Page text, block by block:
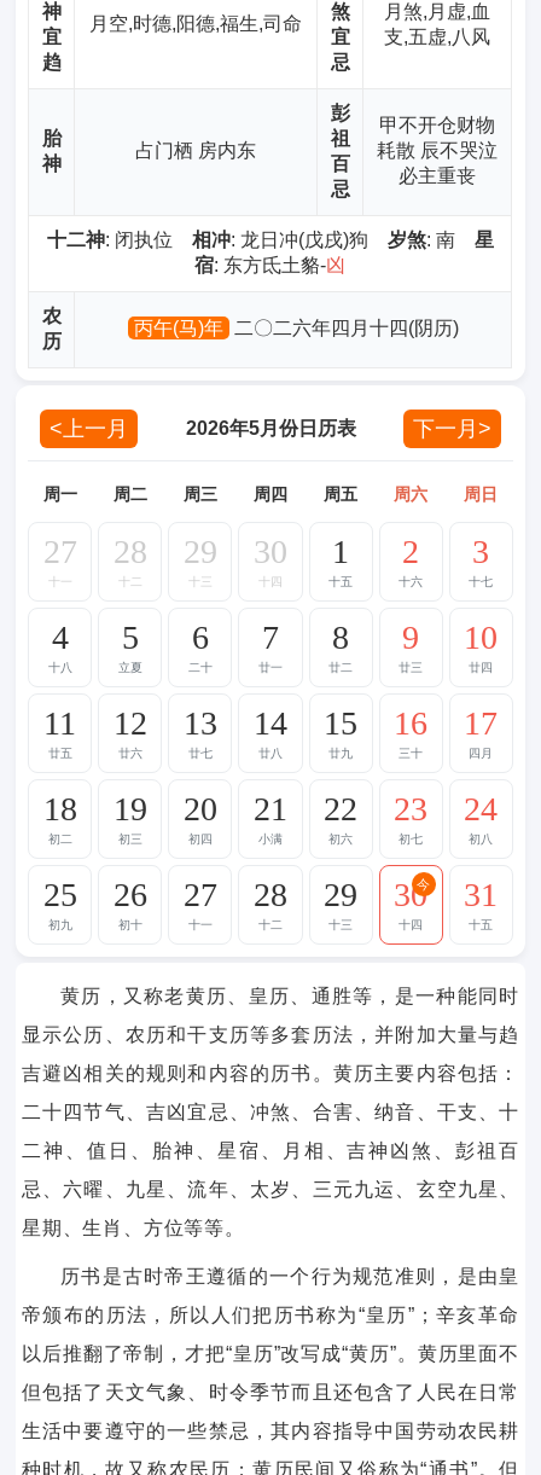
神
宜
趋
月空,时德,阳德,福生,司命
煞
宜
忌
月煞,月虚,血
支,五虚,八风
胎
神
占门栖 房内东
彭
祖
百
忌
甲不开仓财物
耗散 辰不哭泣
必主重丧
十二神: 闭执位 相冲: 龙日冲(戊戌)狗 岁煞: 南 星
宿: 东方氐土貉-凶
农
历
丙午(马)年 二〇二六年四月十四(阴历)
<上一月 2026年5月份日历表 下一月>
周一 周二 周三 周四 周五 周六 周日
27
十一
28
十二
29
十三
30
十四
1
十五
2
十六
3
十七
4
十八
5
立夏
6
二十
7
廿一
8
廿二
9
廿三
10
廿四
11
廿五
12
廿六
13
廿七
14
廿八
15
廿九
16
三十
17
四月
18
初二
19
初三
20
初四
21
小满
22
初六
23
初七
24
初八
25
初九
26
初十
27
十一
28
十二
29
十三
30
十四
今 31
十五
黄历，又称老黄历、皇历、通胜等，是一种能同时
显示公历、农历和干支历等多套历法，并附加大量与趋
吉避凶相关的规则和内容的历书。黄历主要内容包括：
二十四节气、吉凶宜忌、冲煞、合害、纳音、干支、十
二神、值日、胎神、星宿、月相、吉神凶煞、彭祖百
忌、六曜、九星、流年、太岁、三元九运、玄空九星、
星期、生肖、方位等等。
历书是古时帝王遵循的一个行为规范准则，是由皇
帝颁布的历法，所以人们把历书称为“皇历”；辛亥革命
以后推翻了帝制，才把“皇历”改写成“黄历”。黄历里面不
但包括了天文气象、时令季节而且还包含了人民在日常
生活中要遵守的一些禁忌，其内容指导中国劳动农民耕
种时机，故又称农民历；黄历民间又俗称为“通书”。但